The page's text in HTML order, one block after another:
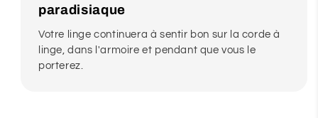
paradisiaque
Votre linge continuera à sentir bon sur la corde à
linge, dans l'armoire et pendant que vous le
porterez.